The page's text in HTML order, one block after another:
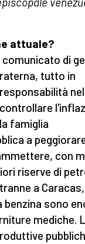
attuale?
di
tutto in
famiglia
a
con
riserve di
a
benzina sono
mediche.